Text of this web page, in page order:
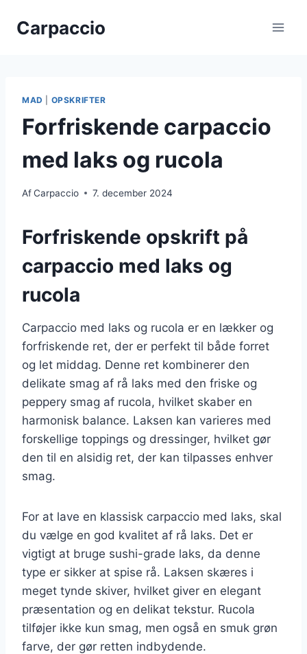
Carpaccio
MAD OPSKRIFTER
Forfriskende carpaccio
med laks og rucola
AfCarpaccio 7. december 2024
Forfriskende opskrift på
carpaccio med laks og
rucola
Carpaccio med laks og rucola er en lækker og
forfriskende ret, der er perfekt til både forret
og let middag. Denne ret kombinerer den
delikate smag af rå laks med den friske og
peppery smag af rucola, hvilket skaber en
harmonisk balance. Laksen kan varieres med
forskellige toppings og dressinger, hvilket gør
den til en alsidig ret, der kan tilpasses enhver
smag.
For at lave en klassisk carpaccio med laks, skal
du vælge en god kvalitet af rå laks. Det er
vigtigt at bruge sushi-grade laks, da denne
type er sikker at spise rå. Laksen skæres i
meget tynde skiver, hvilket giver en elegant
præsentation og en delikat tekstur. Rucola
tilføjer ikke kun smag, men også en smuk grøn
farve, der gør retten indbydende.